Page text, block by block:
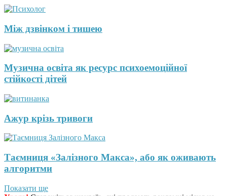
Між дзвінком і тишею
Музична освіта як ресурс психоемоційної
стійкості дітей
Ажур крізь тривоги
Таємниця «Залізного Макса», або як оживають
алгоритми
Показати ще